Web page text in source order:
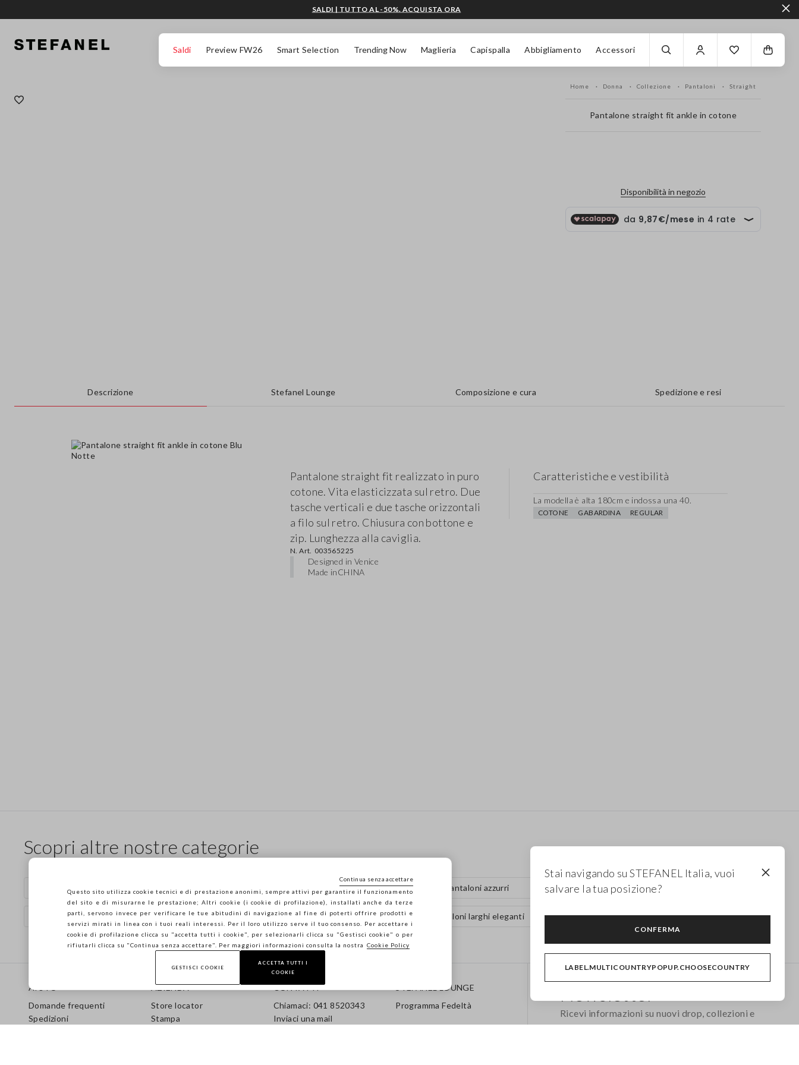
Saldi Preview FW26 Smart Selection Trending Now Maglieria Capispalla Abbigliamento Accessori
SALDI | TUTTO AL -50%. ACQUISTA ORA
Home Donna Collezione Pantaloni Straight
Pantalone straight fit ankle in cotone
Disponibilità in negozio
Descrizione Stefanel Lounge Composizione e cura Spedizione e resi
Pantalone straight fit realizzato in puro
cotone. Vita elasticizzata sul retro. Due
tasche verticali e due tasche orizzontali
a filo sul retro. Chiusura con bottone e
zip. Lunghezza alla caviglia.
N. Art. 003565225
Designed in Venice
Made inCHINA
Caratteristiche e vestibilità
La modella è alta 180cm e indossa una 40.
COTONE GABARDINA REGULAR
Scopri altre nostre categorie
Pantaloni in cotone Pantaloni blu Pantaloni con pinces Pantaloni azzurri Pantaloni wide leg
Vestiti in cotone Pantaloni in lino blu Pantaloni neri da donna Pantaloni larghi eleganti
AIUTO
Domande frequenti
Spedizioni
AZIENDA
Store locator
Stampa
CONTATTI
Chiamaci: 041 8520343
Inviaci una mail
STEFANEL LOUNGE
Programma Fedeltà
Ricevi informazioni su nuovi drop, collezioni e
promozioni. Per te -10% di sconto.
Stai navigando su STEFANEL Italia, vuoi
salvare la tua posizione?
CONFERMA
LABEL.MULTICOUNTRYPOPUP.CHOOSECOUNTRY
Questo sito utilizza cookie tecnici e di prestazione anonimi, sempre attivi per garantire il funzionamento
del sito e di misurarne le prestazione; Altri cookie (i cookie di profilazione), installati anche da terze
parti, servono invece per verificare le tue abitudini di navigazione al fine di poterti offrire prodotti e
servizi mirati in linea con i tuoi reali interessi. Per il loro utilizzo serve il tuo consenso. Per accettare i
cookie di profilazione clicca su "accetta tutti i cookie", per selezionarli clicca su "Gestisci cookie" o per
rifiutarli clicca su "Continua senza accettare". Per maggiori informazioni consulta la nostra Cookie Policy
GESTISCI COOKIE
ACCETTA TUTTI I
COOKIE
Continua senza accettare